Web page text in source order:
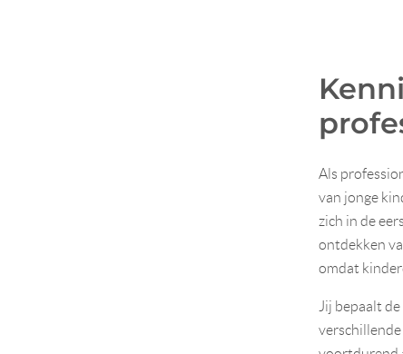
Als
van jonge
zich in de
ontdekken
omdat
Jij bepaalt
verschillende